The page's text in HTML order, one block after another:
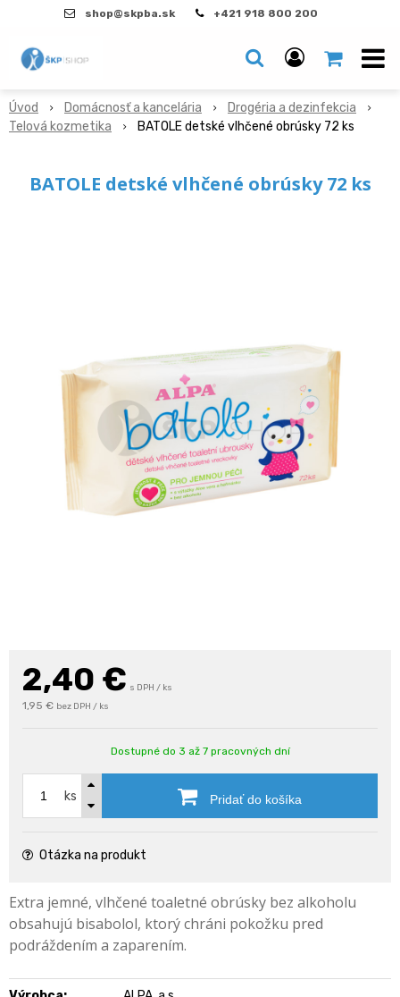
shop@skpba.sk +421 918 800 200
Úvod Domácnosť a kancelária
Drogéria a dezinfekcia
Telová kozmetika
BATOLE detské vlhčené obrúsky 72 ks
BATOLE detské vlhčené obrúsky 72 ks
2,40 € s DPH / ks
1,95 € bez DPH / ks
Dostupné do 3 až 7 pracovných dní
ks Pridať do košíka
Otázka na produkt
Extra jemné, vlhčené toaletné obrúsky bez alkoholu
obsahujú bisabolol, ktorý chráni pokožku pred
podráždením a zaparením.